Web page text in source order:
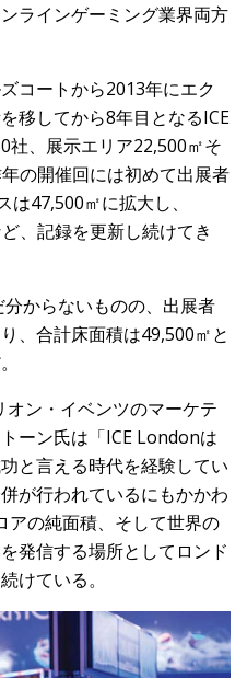
ラインゲーミング業界両方
コートから2013年にエク
移してから8年目となるICE
、展示エリア22,500㎡そ
の開催回には初めて出展者
47,500㎡に拡大し、
、記録を更新し続けてき
からないものの、出展者
、合計床面積は49,500㎡と
ン・イベンツのマーケテ
ーン氏は「ICE Londonは
と言える時代を経験してい
が行われているにもかかわ
アの純面積、そして世界の
発信する場所としてロンド
けている。